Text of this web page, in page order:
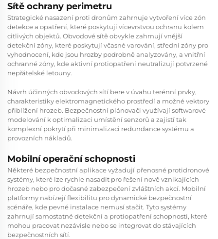
Sítě ochrany perimetru
Strategické nasazení proti dronům zahrnuje vytvoření více zón
detekce a opatření, které poskytují vícevrstvou ochranu kolem
citlivých objektů. Obvodové sítě obvykle zahrnují vnější
detekční zóny, které poskytují včasné varování, střední zóny pro
vyhodnocení, kde jsou hrozby podrobně analyzovány, a vnitřní
ochranné zóny, kde aktivní protiopatření neutralizují potvrzené
nepřátelské letouny.
Návrh účinných obvodových sítí bere v úvahu terénní prvky,
charakteristiky elektromagnetického prostředí a možné vektory
přiblížení hrozeb. Bezpečnostní plánovači využívají softwarové
modelování k optimalizaci umístění senzorů a zajistí tak
komplexní pokrytí při minimalizaci redundance systému a
provozních nákladů.
Mobilní operační schopnosti
Některé bezpečnostní aplikace vyžadují přenosné protidronové
systémy, které lze rychle nasadit pro řešení nově vznikajících
hrozeb nebo pro dočasné zabezpečení zvláštních akcí. Mobilní
platformy nabízejí flexibilitu pro dynamické bezpečnostní
scénáře, kde pevné instalace nemusí stačit. Tyto systémy
zahrnují samostatné detekční a protiopatření schopnosti, které
mohou pracovat nezávisle nebo se integrovat do stávajících
bezpečnostních sítí.